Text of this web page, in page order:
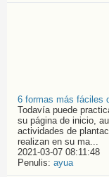
6 formas más fáciles
Todavía puede
su página de inicio,
actividades de
realizan en su ma...
2021-03-07 08:11:48
Penulis: ayua